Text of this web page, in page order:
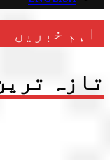
اہم خبریں
تازہ